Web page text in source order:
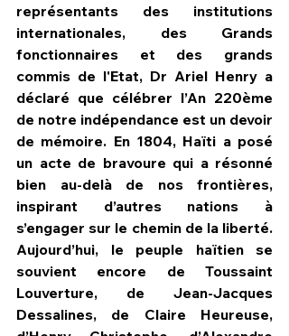
représentants des institutions
internationales, des Grands
fonctionnaires et des grands
commis de l'Etat, Dr Ariel Henry a
déclaré que célébrer l’An 220ème
de notre indépendance est un devoir
de mémoire. En 1804, Haïti a posé
un acte de bravoure qui a résonné
bien au-delà de nos frontières,
inspirant d’autres nations à
s’engager sur le chemin de la liberté.
Aujourd’hui, le peuple haïtien se
souvient encore de Toussaint
Louverture, de Jean-Jacques
Dessalines, de Claire Heureuse,